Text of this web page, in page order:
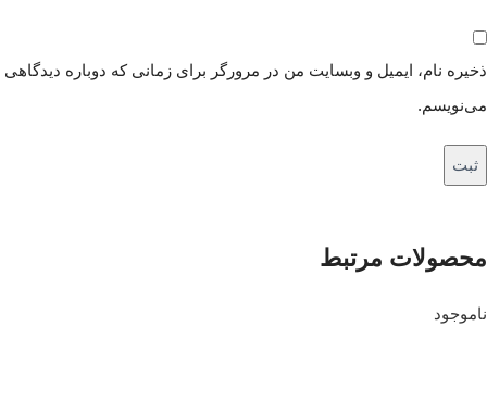
ذخیره نام، ایمیل و وبسایت من در مرورگر برای زمانی که دوباره دیدگاهی
می‌نویسم.
محصولات مرتبط
ناموجود